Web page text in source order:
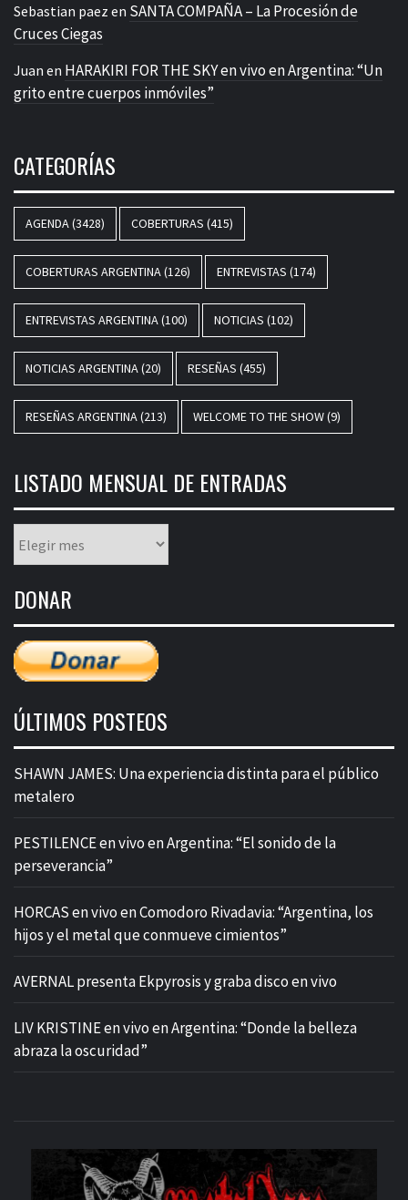
Sebastian paez en SANTA COMPAÑA – La Procesión de
Cruces Ciegas
Juan en HARAKIRI FOR THE SKY en vivo en Argentina: “Un
grito entre cuerpos inmóviles”
CATEGORÍAS
AGENDA(3428) COBERTURAS (415)
COBERTURAS ARGENTINA(126) ENTREVISTAS (174)
ENTREVISTAS ARGENTINA(100) NOTICIAS (102)
NOTICIAS ARGENTINA(20) RESEÑAS (455)
RESEÑAS ARGENTINA(213) WELCOME TO THE SHOW(9)
LISTADO MENSUAL DE ENTRADAS
mensual
entradas
DONAR
ÚLTIMOS POSTEOS
SHAWN JAMES: Una experiencia distinta para el público
metalero
PESTILENCE en vivo en Argentina: “El sonido de la
perseverancia”
HORCAS en vivo en Comodoro Rivadavia: “Argentina, los
hijos y el metal que conmueve cimientos”
AVERNAL presenta Ekpyrosis y graba disco en vivo
LIV KRISTINE en vivo en Argentina: “Donde la belleza
abraza la oscuridad”